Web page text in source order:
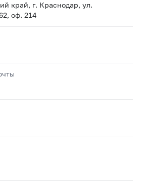
край, г. Краснодар, ул.
оф. 214